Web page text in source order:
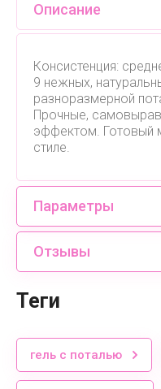
Описание
Консистенция:
9 нежных,
разноразмерной
Прочные,
эффектом. Готовый
стиле.
Параметры
Отзывы
теги
гель с поталью